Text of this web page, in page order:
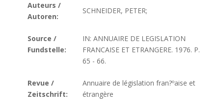
Auteurs /
Autoren:
SCHNEIDER, PETER;
Source /
Fundstelle:
IN: ANNUAIRE DE LEGISLATION
FRANCAISE ET ETRANGERE. 1976. P.
65 - 66.
Revue /
Zeitschrift:
Annuaire de législation fran?ºaise et
étrangère